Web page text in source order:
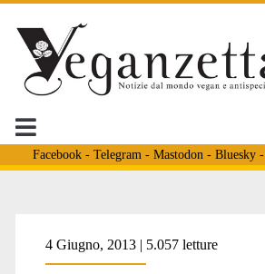
Facebook- Telegram - Mastodon - Bluesky-
Tag:
4 Giugno, 2013 | 5.057 letture